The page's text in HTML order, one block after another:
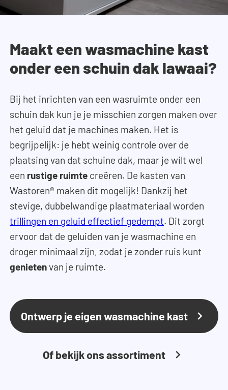
Maakt een wasmachine kast
onder een schuin dak lawaai?
Bij het inrichten van een wasruimte onder een
schuin dak kun je je misschien zorgen maken over
het geluid dat je machines maken. Het is
begrijpelijk: je hebt weinig controle over de
plaatsing van dat schuine dak, maar je wilt wel
een rustige ruimte creëren. De kasten van
Wastoren® maken dit mogelijk! Dankzij het
stevige, dubbelwandige plaatmateriaal worden
trillingen en geluid effectief gedempt. Dit zorgt
ervoor dat de geluiden van je wasmachine en
droger minimaal zijn, zodat je zonder ruis kunt
genietenvan je ruimte.
Ontwerp je eigen wasmachine kast
Of bekijk ons assortiment